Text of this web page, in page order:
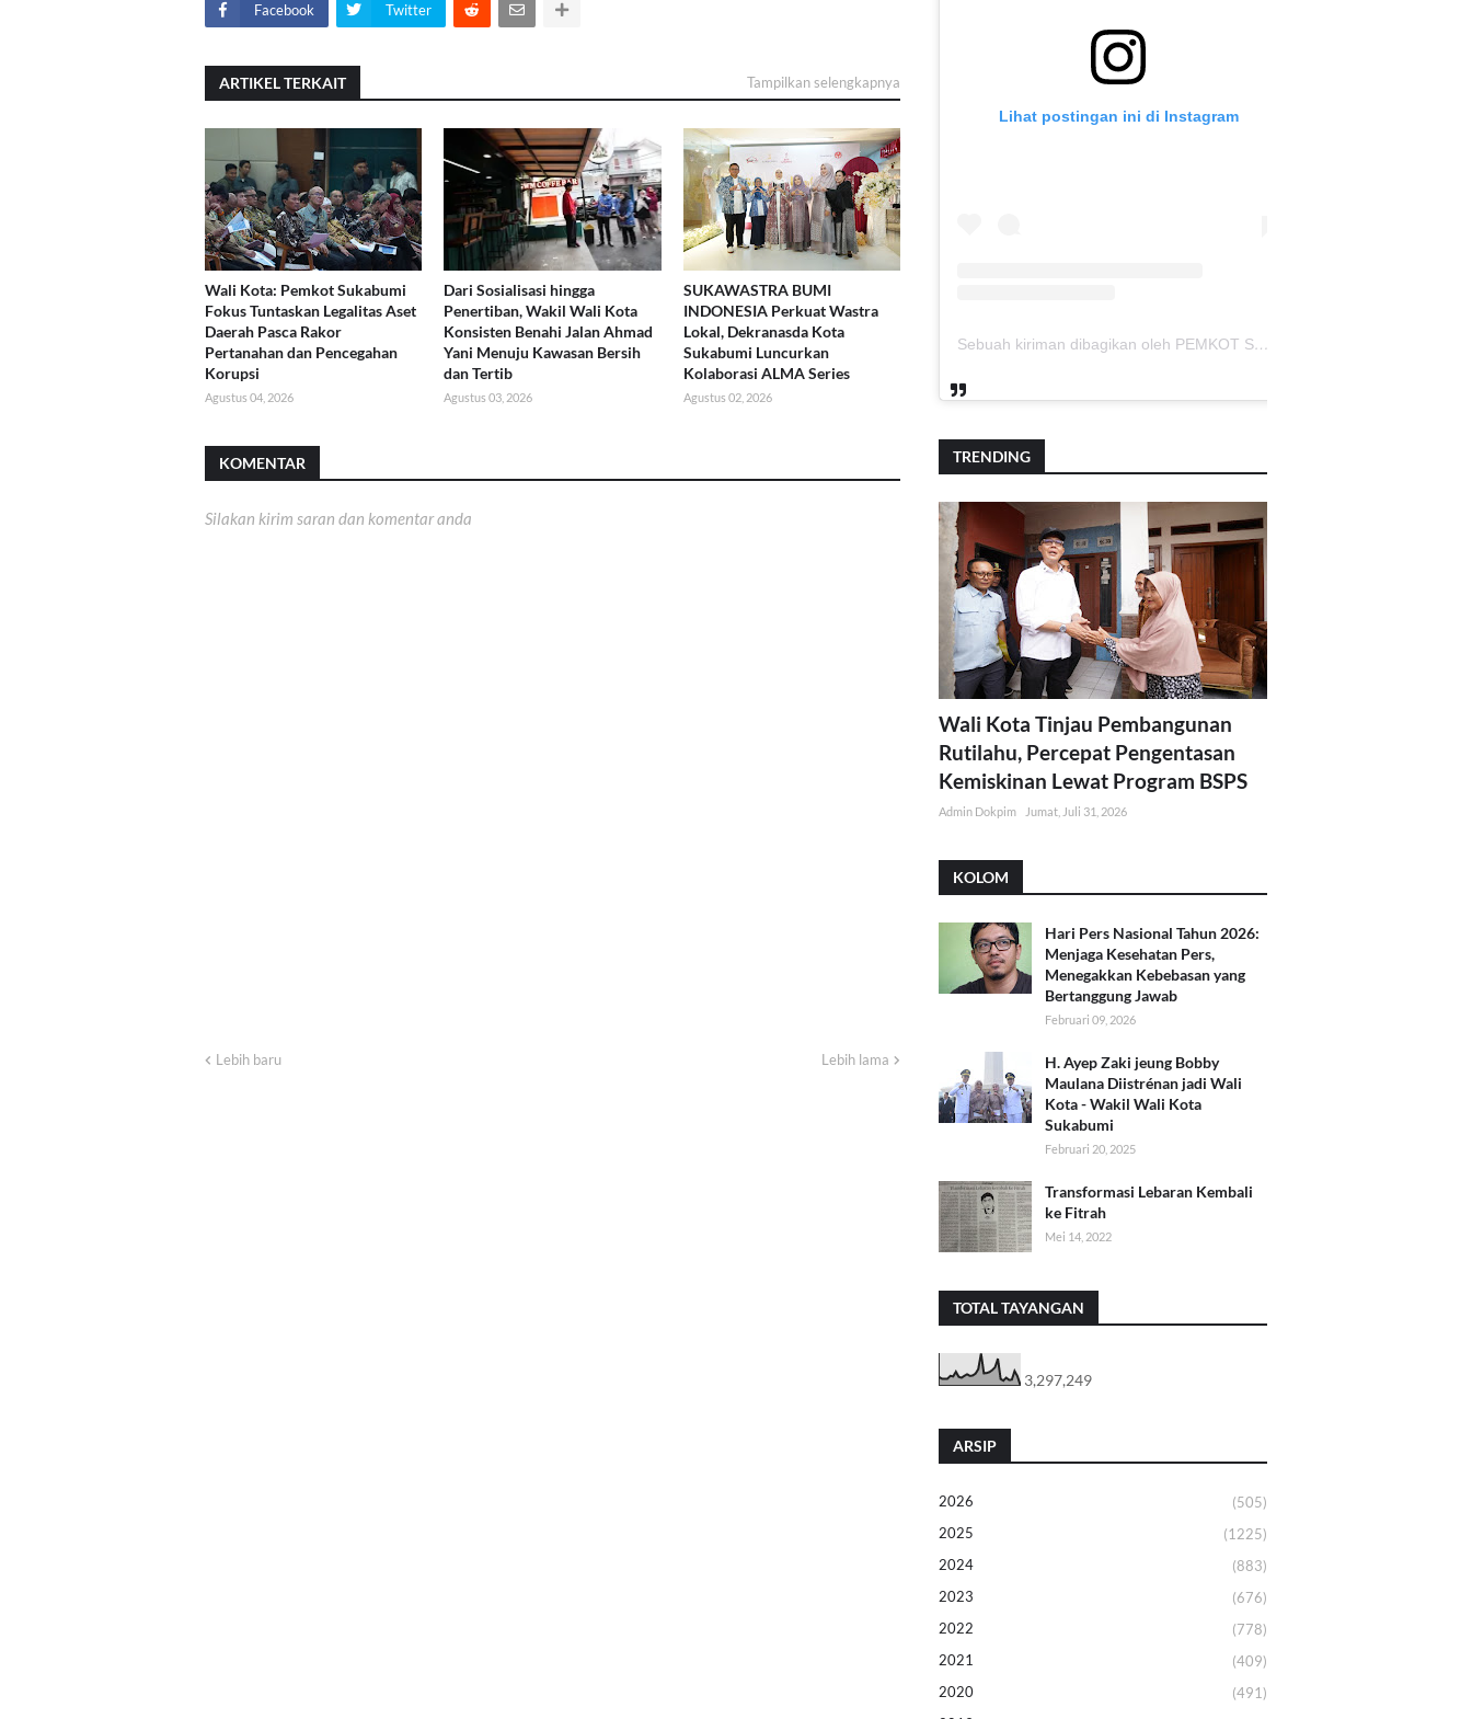
Facebook Twitter
ARTIKEL TERKAIT Tampilkan selengkapnya
Wali Kota: Pemkot Sukabumi
Fokus Tuntaskan Legalitas Aset
Daerah Pasca Rakor
Pertanahan dan Pencegahan
Korupsi
Agustus 04, 2026
Dari Sosialisasi hingga
Penertiban, Wakil Wali Kota
Konsisten Benahi Jalan Ahmad
Yani Menuju Kawasan Bersih
dan Tertib
Agustus 03, 2026
SUKAWASTRA BUMI
INDONESIA Perkuat Wastra
Lokal, Dekranasda Kota
Sukabumi Luncurkan
Kolaborasi ALMA Series
Agustus 02, 2026
KOMENTAR
Silakan kirim saran dan komentar anda
Lebih baru Lebih lama
Lihat postingan ini di Instagram
Sebuah kiriman dibagikan oleh PEMKOT SUKABUMI (@pemkotsukabumi_)
TRENDING
Wali Kota Tinjau Pembangunan
Rutilahu, Percepat Pengentasan
Kemiskinan Lewat Program BSPS
Admin Dokpim Jumat, Juli 31, 2026
KOLOM
Hari Pers Nasional Tahun 2026:
Menjaga Kesehatan Pers,
Menegakkan Kebebasan yang
Bertanggung Jawab
Februari 09, 2026
H. Ayep Zaki jeung Bobby
Maulana Diistrénan jadi Wali
Kota - Wakil Wali Kota
Sukabumi
Februari 20, 2025
Transformasi Lebaran Kembali
ke Fitrah
Mei 14, 2022
TOTAL TAYANGAN
3,297,249
ARSIP
2026
(505)
2025
(1225)
2024
(883)
2023
(676)
2022
(778)
2021
(409)
2020
(491)